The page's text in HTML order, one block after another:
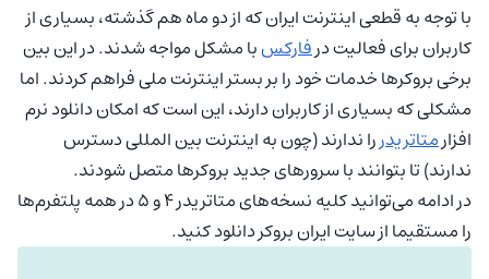
با توجه به قطعی اینترنت ایران که از دو ماه هم گذشته، بسیاری از
کاربران برای فعالیت درفارکسبا مشکل مواجه شدند. در این بین
برخی بروکرها خدمات خود را بر بستر اینترنت ملی فراهم کردند. اما
مشکلی که بسیاری از کاربران دارند، این است که امکان دانلود نرم
افزارمتاتریدررا ندارند (چون به اینترنت بین المللی دسترس
ندارند) تا بتوانند با سرورهای جدید بروکرها متصل شودند.
در ادامه می‌توانید کلیه نسخه‌های متاتریدر 4 و 5 در همه پلتفرم‌ها
را مستقیما از سایت ایران بروکر دانلود کنید.